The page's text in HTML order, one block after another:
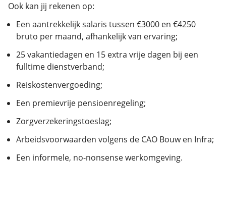
Ook kan jij rekenen op:
Een aantrekkelijk salaris tussen €3000 en €4250
bruto per maand, afhankelijk van ervaring;
25 vakantiedagen en 15 extra vrije dagen bij een
fulltime dienstverband;
Reiskostenvergoeding;
Een premievrije pensioenregeling;
Zorgverzekeringstoeslag;
Arbeidsvoorwaarden volgens de CAO Bouw en Infra;
Een informele, no-nonsense werkomgeving.